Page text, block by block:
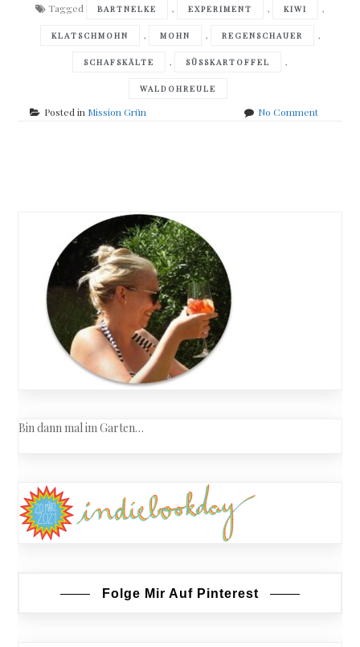
Tagged BARTNELKE , EXPERIMENT , KIWI ,
KLATSCHMOHN , MOHN , REGENSCHAUER ,
SCHAFSKÄLTE , SÜSSKARTOFFEL ,
WALDOHREULE
Posted in Mission Grün No Commenton
navigation
Bin dann mal im Garten…
Folge Mir Auf Pinterest